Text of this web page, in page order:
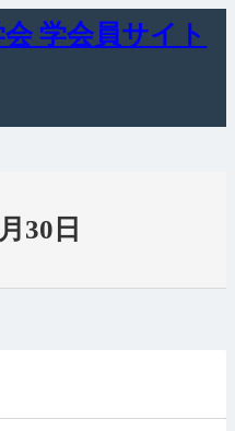
学会員サイト
30日